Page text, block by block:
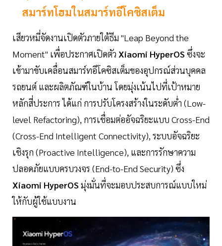
สมาร์ทโฮมในสมาร์ทอีโคซิสเต็ม
เสียวหมี่จัดงานเปิดตัวภายใต้ธีม "Leap Beyond the
Moment" เพื่อประกาศเปิดตัว Xiaomi HyperOS ซึ่งจะ
เข้ามาขับเคลื่อนสมาร์ทอีโคซิสเต็มของอุปกรณ์ส่วนบุคคล
รถยนต์ และผลิตภัณฑ์ในบ้าน โดยมุ่งเน้นไปที่เป้าหมาย
หลักสี่ประการ ได้แก่ การปรับโครงสร้างในระดับต่ำ (Low-
level Refactoring), การเชื่อมต่ออัจฉริยะแบบ Cross-End
(Cross-End Intelligent Connectivity), ระบบอัจฉริยะ
เชิงรุก (Proactive Intelligence), และการรักษาความ
ปลอดภัยแบบครบวงจร (End-to-End Security) ซึ่ง
Xiaomi HyperOS มุ่งมั่นที่จะมอบประสบการณ์แบบใหม่
ให้กับผู้ใช้แบบงาน